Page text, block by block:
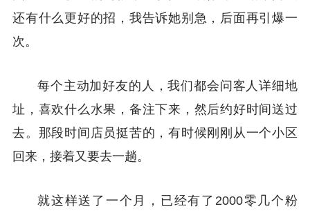
还有什么更好的招，我告诉她别急，后面再引爆一
次。
每个主动加好友的人，我们都会问客人详细地
址，喜欢什么水果，备注下来，然后约好时间送过
去。那段时间店员挺苦的，有时候刚刚从一个小区
回来，接着又要去一趟。
就这样送了一个月，已经有了2000零几个粉